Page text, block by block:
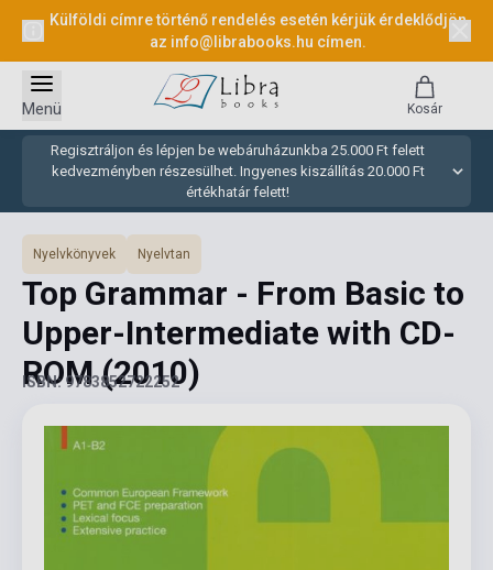
Külföldi címre történő rendelés esetén kérjük érdeklődjön
az info@librabooks.hu címen.
Regisztráljon és lépjen be webáruházunkba 25.000 Ft felett
kedvezményben részesülhet. Ingyenes kiszállítás 20.000 Ft
értékhatár felett!
Menü Kosár
Nyelvkönyvek Nyelvtan
Top Grammar - From Basic to
Upper-Intermediate with CD-
ROM(2010)
ISBN: 9783852722252